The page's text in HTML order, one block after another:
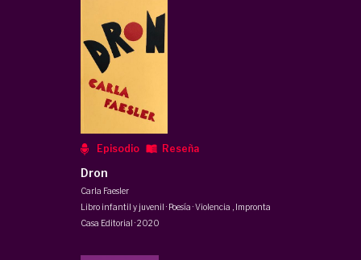
Episodio Reseña
Dron
Carla Faesler
Libro infantil y juvenil · Poesía · Violencia
Impronta
Casa Editorial ·2020